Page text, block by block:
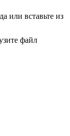
или вставьте из
файл